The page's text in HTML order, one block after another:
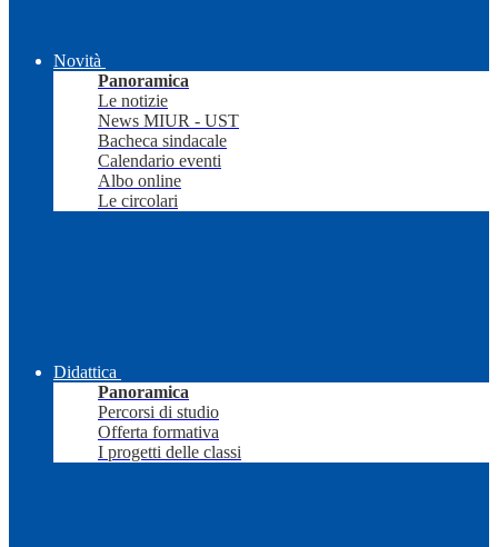
Novità
Panoramica
Le notizie
News MIUR - UST
Bacheca sindacale
Calendario eventi
Albo online
Le circolari
Didattica
Panoramica
Percorsi di studio
Offerta formativa
I progetti delle classi